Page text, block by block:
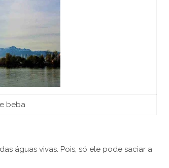
beba
águas vivas. Pois, só ele pode saciar a